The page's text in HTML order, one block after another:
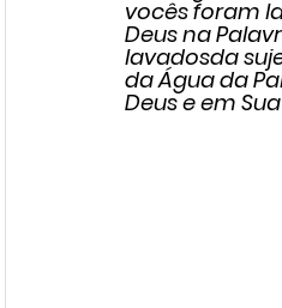
vocês foram
Deus na
lavadosda
da Água da
Deus e em